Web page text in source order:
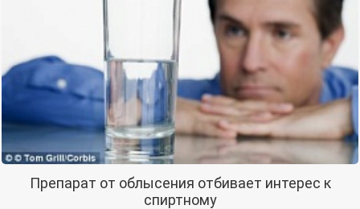
Препарат от облысения отбивает интерес к
спиртному